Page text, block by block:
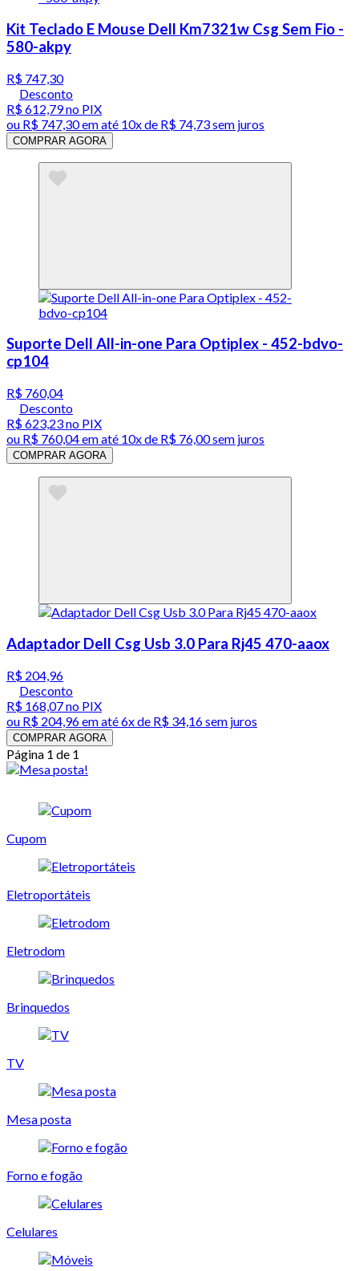
Kit Teclado E Mouse Dell Km7321w Csg Sem Fio -
580-akpy
R$ 747,30
Desconto
R$ 612,79no PIX
ou R$ 747,30em até 10x de R$ 74,73 sem juros
COMPRAR AGORA
Suporte Dell All-in-one Para Optiplex - 452-bdvo-
cp104
R$ 760,04
Desconto
R$ 623,23no PIX
ou R$ 760,04em até 10x de R$ 76,00 sem juros
COMPRAR AGORA
Adaptador Dell Csg Usb 3.0 Para Rj45 470-aaox
R$ 204,96
Desconto
R$ 168,07no PIX
ou R$ 204,96em até6x de R$ 34,16 sem juros
COMPRAR AGORA
Página 1 de 1
Cupom
Eletroportáteis
Eletrodom
Brinquedos
TV
Mesa posta
Forno e fogão
Celulares